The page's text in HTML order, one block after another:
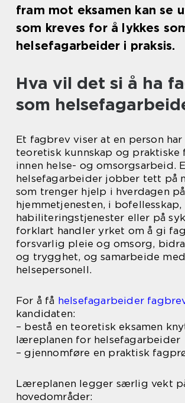
fram mot eksamen kan se
som kreves for å lykkes
helsefagarbeider i praksis.
Hva vil det si å ha
som
Et fagbrev viser at en person har
teoretisk kunnskap og praktiske
innen helse- og omsorgsarbeid.
helsefagarbeider jobber tett på
som trenger hjelp i hverdagen
hjemmetjenesten, i bofellesskap,
habiliteringstjenester eller på
forklart handler yrket om å gi
forsvarlig pleie og omsorg,
og trygghet, og samarbeide
helsepersonell.
For å få helsefagarbeider
kandidaten:
– bestå en teoretisk eksamen
læreplanen for helsefagarbeider
– gjennomføre en praktisk
Læreplanen legger særlig vekt
hovedområder: